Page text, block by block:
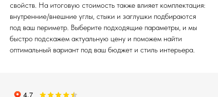
свойств. На итоговую стоимость также влияет комплектация:
внутренние/внешние углы, стыки и заглушки подбираются
под ваш периметр. Выберите подходящие параметры, и мы
быстро подскажем актуальную цену и поможем найти
оптимальный вариант под ваш бюджет и стиль интерьера.